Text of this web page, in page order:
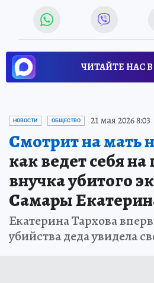
ЧИТАЙТЕ НАС
НОВОСТИ ОБЩЕСТВО 21 мая 2026 8:03
Смотрит на мать
как ведет себя
внучка убитого
Самары
Екатерина Тархова
убийства деда увидела